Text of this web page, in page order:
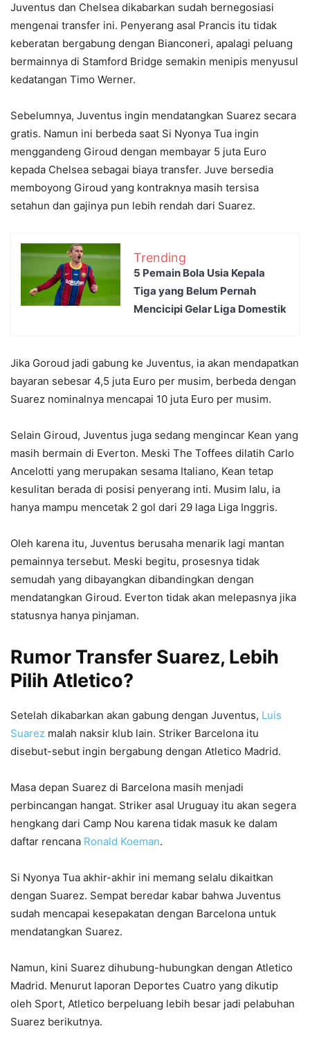
Juventus dan Chelsea dikabarkan sudah bernegosiasi
mengenai transfer ini. Penyerang asal Prancis itu tidak
keberatan bergabung dengan Bianconeri, apalagi peluang
bermainnya di Stamford Bridge semakin menipis menyusul
kedatangan Timo Werner.
Sebelumnya, Juventus ingin mendatangkan Suarez secara
gratis. Namun ini berbeda saat Si Nyonya Tua ingin
menggandeng Giroud dengan membayar 5 juta Euro
kepada Chelsea sebagai biaya transfer. Juve bersedia
memboyong Giroud yang kontraknya masih tersisa
setahun dan gajinya pun lebih rendah dari Suarez.
Trending
5 Pemain Bola Usia Kepala
Tiga yang Belum Pernah
Mencicipi Gelar Liga Domestik
Jika Goroud jadi gabung ke Juventus, ia akan mendapatkan
bayaran sebesar 4,5 juta Euro per musim, berbeda dengan
Suarez nominalnya mencapai 10 juta Euro per musim.
Selain Giroud, Juventus juga sedang mengincar Kean yang
masih bermain di Everton. Meski The Toffees dilatih Carlo
Ancelotti yang merupakan sesama Italiano, Kean tetap
kesulitan berada di posisi penyerang inti. Musim lalu, ia
hanya mampu mencetak 2 gol dari 29 laga Liga Inggris.
Oleh karena itu, Juventus berusaha menarik lagi mantan
pemainnya tersebut. Meski begitu, prosesnya tidak
semudah yang dibayangkan dibandingkan dengan
mendatangkan Giroud. Everton tidak akan melepasnya jika
statusnya hanya pinjaman.
Rumor Transfer Suarez, Lebih
Pilih Atletico?
Setelah dikabarkan akan gabung dengan Juventus, Luis
Suarez malah naksir klub lain. Striker Barcelona itu
disebut-sebut ingin bergabung dengan Atletico Madrid.
Masa depan Suarez di Barcelona masih menjadi
perbincangan hangat. Striker asal Uruguay itu akan segera
hengkang dari Camp Nou karena tidak masuk ke dalam
daftar rencana Ronald Koeman.
Si Nyonya Tua akhir-akhir ini memang selalu dikaitkan
dengan Suarez. Sempat beredar kabar bahwa Juventus
sudah mencapai kesepakatan dengan Barcelona untuk
mendatangkan Suarez.
Namun, kini Suarez dihubung-hubungkan dengan Atletico
Madrid. Menurut laporan Deportes Cuatro yang dikutip
oleh Sport, Atletico berpeluang lebih besar jadi pelabuhan
Suarez berikutnya.